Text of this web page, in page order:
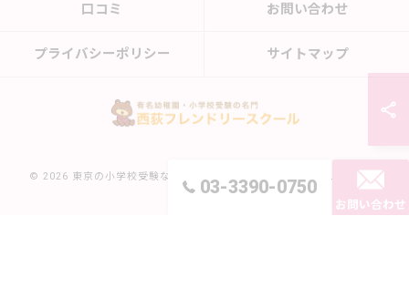
03-3390-0750
お問い合わせ
口コミ お問い合わせ
プライバシーポリシー サイトマップ
© 2026 東京の小学校受験なら西荻フレンドリースクール ALL RIGHTS
RESERVED.